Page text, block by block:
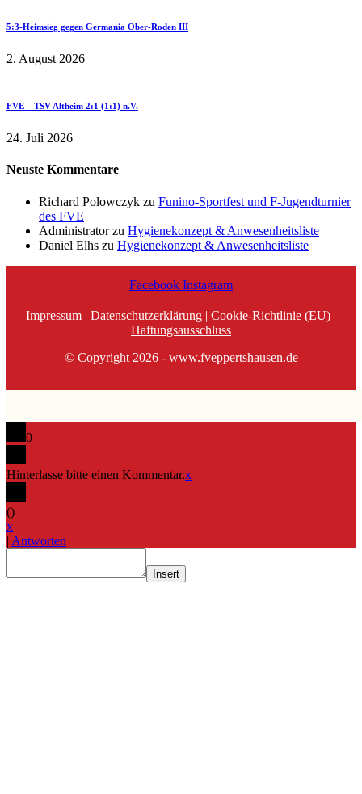
5:3-Heimsieg gegen Germania Ober-Roden III
2. August 2026
FVE – TSV Altheim 2:1 (1:1) n.V.
24. Juli 2026
Neuste Kommentare
Richard Polowczyk zu Funino-Sportfest und F-Jugendturnier
des FVE
Administratorzu Hygienekonzept & Anwesenheitsliste
Daniel Elhs zu Hygienekonzept & Anwesenheitsliste
Facebook Instagram
Impressum | Datenschutzerklärung | Cookie-Richtlinie (EU) |
Haftungsausschluss
© Copyright 2026 - www.fveppertshausen.de
0
Hinterlasse bitte einen Kommentar.x
()
x
| Antworten
Insert